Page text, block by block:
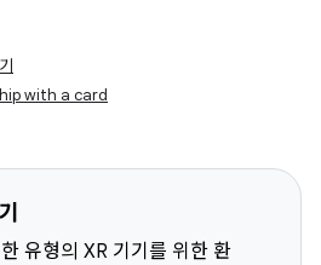
with a card
유형의 XR 기기를 위한 환